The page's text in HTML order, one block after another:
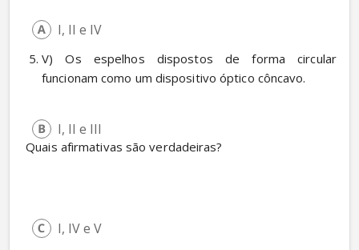
V) Os espelhos dispostos de forma circular
funcionam como um dispositivo óptico côncavo.
Quais afirmativas são verdadeiras?
I, II e IV
I, II e III
I, IV e V